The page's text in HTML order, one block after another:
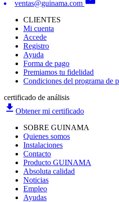
ventas@guinama.com
CLIENTES
Mi cuenta
Accede
Registro
Ayuda
Forma de pago
Premiamos tu fidelidad
Condiciones del programa de
certificado de análisis
file_download Obtener mi certificado
SOBRE GUINAMA
Quienes somos
Instalaciones
Contacto
Producto GUINAMA
Absoluta calidad
Noticias
Empleo
Ayudas